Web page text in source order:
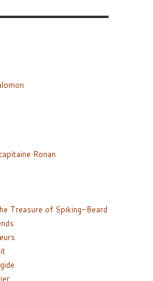
Ronan
Treasure of Spiking-Beard